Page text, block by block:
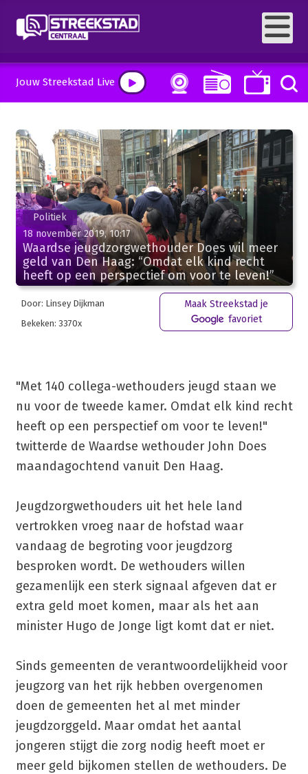
Jouw Streekstad Live
Politiek
18 november 2019, 10:17
Waardse jeugdzorgwethouder Does wil meer
geld van Den Haag: “Omdat elk kind recht
heeft op een perspectief om voor te leven!”
Door: Linsey Dijkman
Bekeken: 3370x
Maak Streekstad je
favoriet
"Met 140 collega-wethouders jeugd staan we
nu voor de tweede kamer. Omdat elk kind recht
heeft op een perspectief om voor te leven!"
twitterde de Waardse wethouder John Does
maandagochtend vanuit Den Haag.
Jeugdzorgwethouders uit het hele land
vertrokken vroeg naar de hofstad waar
vandaag de begroting voor jeugdzorg
besproken wordt. De wethouders willen
gezamenlijk een sterk signaal afgeven dat er
extra geld moet komen, maar als het aan
minister Hugo de Jonge ligt komt dat er niet.
Sinds gemeenten de verantwoordelijkheid voor
jeugzorg van het rijk hebben overgenomen
doen de gemeenten het al met minder
jeugdzorggeld. Maar omdat het aantal
jongeren stijgt die zorg nodig heeft moet er
meer geld bijkomen stellen de wethouders. De